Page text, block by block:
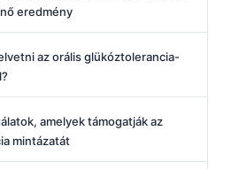
eredmény
az orális glükóztolerancia-
amelyek támogatják az
mintázatát